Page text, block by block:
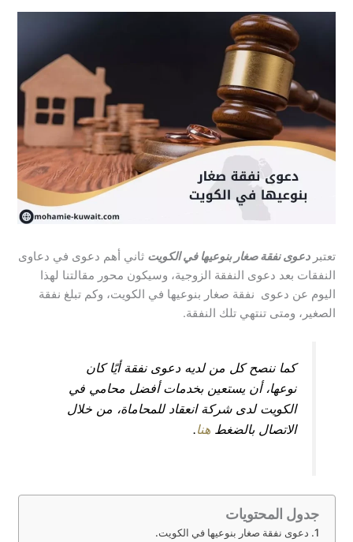
تعتبردعوى نفقة صغار بنوعيها في الكويت ثاني أهم دعوى في دعاوى
النفقات بعد دعوى النفقة الزوجية، وسيكون محور مقالتنا لهذا
اليوم عن دعوى نفقة صغار بنوعيها في الكويت، وكم تبلغ نفقة
الصغير، ومتى تنتهي تلك النفقة.
كما ننصح كل من لديه دعوى نفقة أيًا كان
نوعها، أن يستعين بخدمات أفضل محامي في
الكويت لدى شركة انعقاد للمحاماة، من خلال
الاتصال بالضغط هنا.
جدول المحتويات
دعوى نفقة صغار بنوعيها في الكويت.